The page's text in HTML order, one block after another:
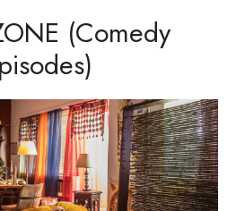
(Comedy